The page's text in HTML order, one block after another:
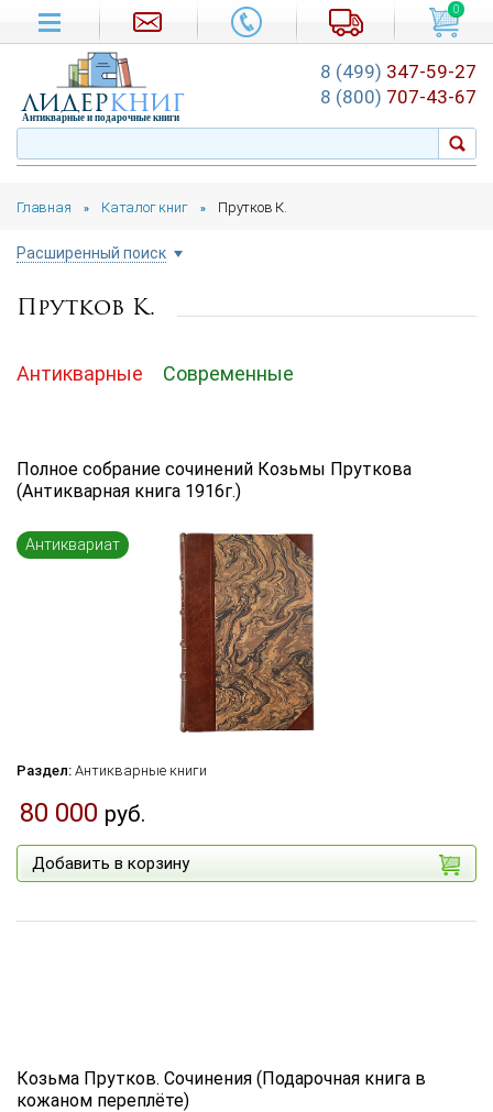
Главная » Каталог книг » Прутков К.
Расширенный поиск
Цена руб.
Автор
...
...
по дате поступления (новинки)
Прутков К.
Антикварные Современные
Полное собрание сочинений Козьмы Пруткова
(Антикварная книга 1916г.)
Антиквариат
Раздел: Антикварные книги
80 000 руб.
Добавить в корзину
Козьма Прутков. Сочинения (Подарочная книга в
кожаном переплёте)
0
лидеркниг
Антикварные и подарочные книги
8 (499) 347-59-27
8 (800) 707-43-67